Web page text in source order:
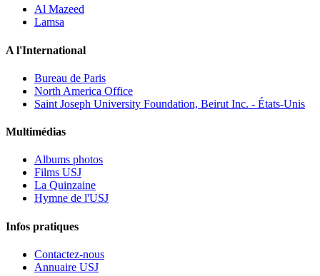
Al Mazeed
Lamsa
A l'International
Bureau de Paris
North America Office
Saint Joseph University Foundation, Beirut Inc. - États-Unis
Multimédias
Albums photos
Films USJ
La Quinzaine
Hymne de l'USJ
Infos pratiques
Contactez-nous
Annuaire USJ